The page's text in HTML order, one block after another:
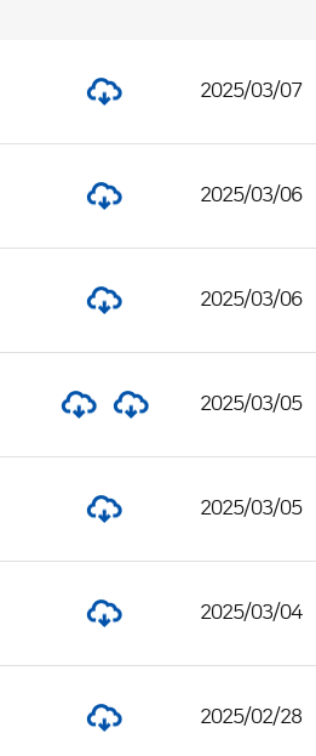
2025/03/07
2025/03/06
2025/03/06
2025/03/05
2025/03/05
2025/03/04
2025/02/28